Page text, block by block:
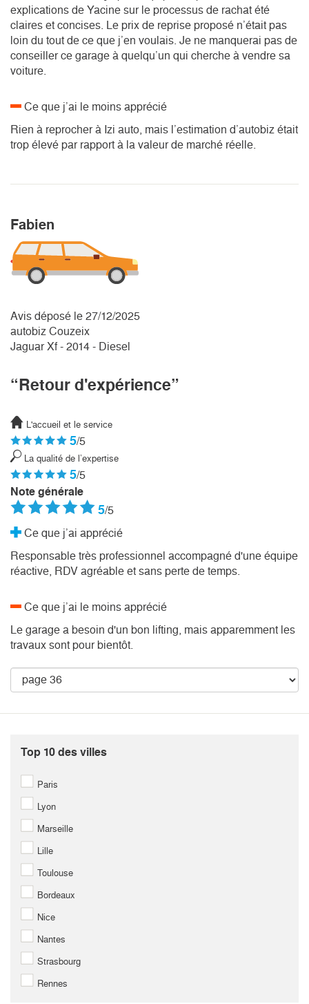
explications de Yacine sur le processus de rachat été
claires et concises. Le prix de reprise proposé n’était pas
loin du tout de ce que j’en voulais. Je ne manquerai pas de
conseiller ce garage à quelqu’un qui cherche à vendre sa
voiture.
Ce que j’ai le moins apprécié
Rien à reprocher à Izi auto, mais l’estimation d’autobiz était
trop élevé par rapport à la valeur de marché réelle.
Fabien
Avis déposé le 27/12/2025
autobiz Couzeix
Jaguar Xf - 2014 - Diesel
“Retour d'expérience”
L'accueil et le service
5/5
La qualité de l’expertise
5/5
Note générale
5/5
Ce que j’ai apprécié
Responsable très professionnel accompagné d'une équipe
réactive, RDV agréable et sans perte de temps.
Ce que j’ai le moins apprécié
Le garage a besoin d'un bon lifting, mais apparemment les
travaux sont pour bientôt.
Top 10 des villes
Paris
Lyon
Marseille
Lille
Toulouse
Bordeaux
Nice
Nantes
Strasbourg
Rennes